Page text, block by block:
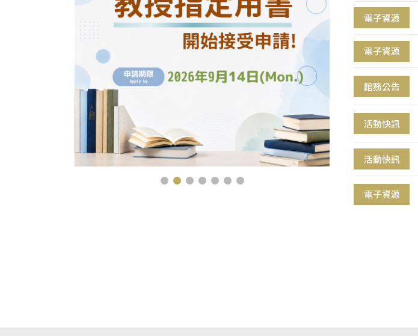
電子資源
電子資源
館務公告
活動快訊
活動快訊
電子資源